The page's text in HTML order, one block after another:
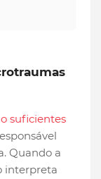
suficientes
Quando a
interpreta